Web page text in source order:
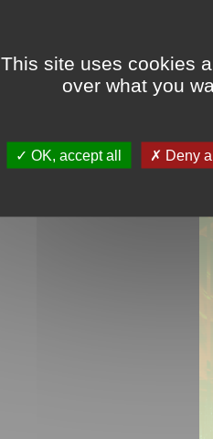
This site uses cookies
over what you
OK, accept all Deny